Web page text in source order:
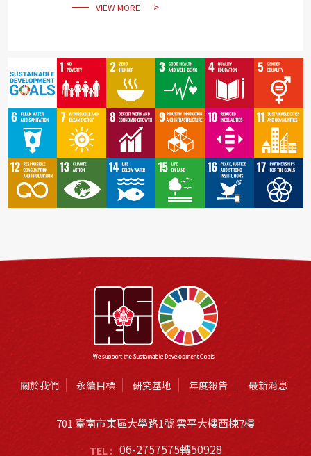
VIEW MORE
關於我們 永續目標 研究基地 年度報告 最新消息
701 臺南市東區大學路1號 雲平大樓西棟7樓
TEL : 06-2757575轉50928